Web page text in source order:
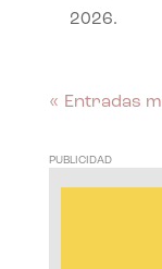
2026.
« Entradas
PUBLICIDAD